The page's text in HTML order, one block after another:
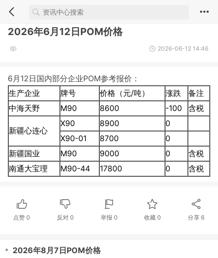
2026年6月12日POM价格
2026-06-12 14:46
6月12日国内部分企业POM参考报价：
生产企业
牌号 价格（元/吨） 涨跌
备注
中海天野
M90 8600 -100 含税
新疆心连心
X90 8900
0
X90-01
8700
0
新疆国业
M90 9000 0
含税
南通大宝理
M90-44 17800 0 含税
点赞0 反对 0 举报 0 收藏 0 分享6
・ 2026年8月7日POM价格